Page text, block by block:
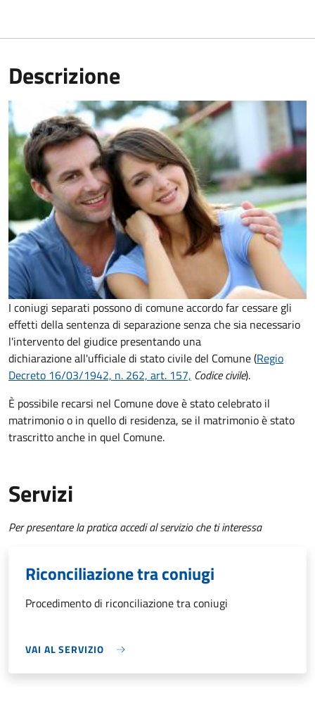
Descrizione
I coniugi separati possono di comune accordo far cessare gli
effetti della sentenza di separazione senza che sia necessario
l'intervento del giudice presentando una
dichiarazione all'ufficiale di stato civile del Comune (Regio
Decreto 16/03/1942, n. 262, art. 157, Codice civile).
È possibile recarsi nel Comune dove è stato celebrato il
matrimonio o in quello di residenza, se il matrimonio è stato
trascritto anche in quel Comune.
Servizi
Per presentare la pratica accedi al servizio che ti interessa
Riconciliazione tra coniugi
Procedimento di riconciliazione tra coniugi
VAI AL SERVIZIO